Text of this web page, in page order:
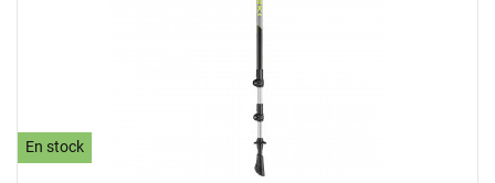
En stock